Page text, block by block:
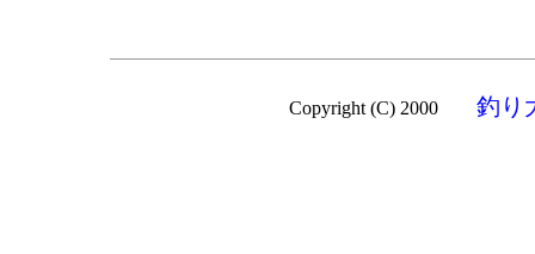
Copyright (C) 2000 釣り